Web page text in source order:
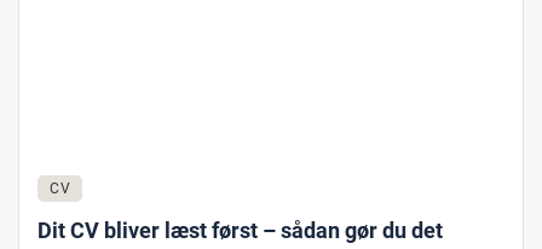
CV
Dit CV bliver læst først – sådan gør du det